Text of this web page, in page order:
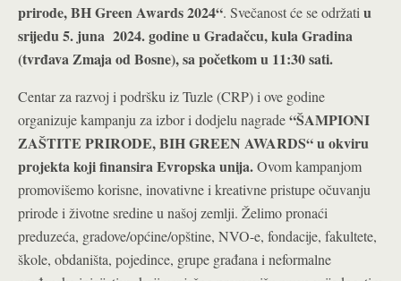
prirode, BH Green Awards 2024“. Svečanost će se održati u
srijedu 5. juna 2024. godine u Gradačcu, kula Gradina
(tvrđava Zmaja od Bosne), sa početkom u 11:30 sati.
Centar za razvoj i podršku iz Tuzle (CRP) i ove godine
organizuje kampanju za izbor i dodjelu nagrade“ŠAMPIONI
ZAŠTITE PRIRODE, BIH GREEN AWARDS“ u okviru
projekta koji finansira Evropska unija.Ovom kampanjom
promovišemo korisne, inovativne i kreativne pristupe očuvanju
prirode i životne sredine u našoj zemlji. Želimo pronaći
preduzeća, gradove/općine/opštine, NVO-e, fondacije, fakultete,
škole, obdaništa, pojedince, grupe građana i neformalne